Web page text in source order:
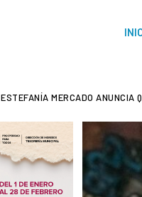
ESTEFANÍA MERCADO ANUNCIA